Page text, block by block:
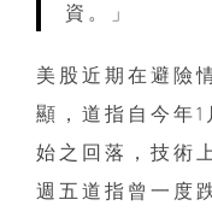
資。」
美股近期在避險
顯，道指自今年
始之回落，技術
週五道指曾一度